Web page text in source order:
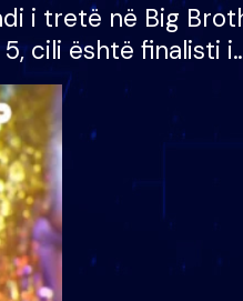
i tretë në Big
5, cili është finalisti i
që lë shtëpinë